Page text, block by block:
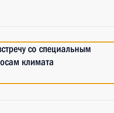
со специальным
климата